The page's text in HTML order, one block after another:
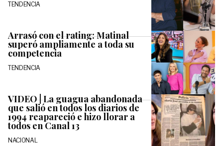
TENDENCIA
Arrasó con el rating: Matinal
superó ampliamente a toda su
competencia
TENDENCIA
VIDEO | La guagua abandonada
que salió en todos los diarios de
1994 reapareció e hizo llorar a
todos en Canal 13
NACIONAL